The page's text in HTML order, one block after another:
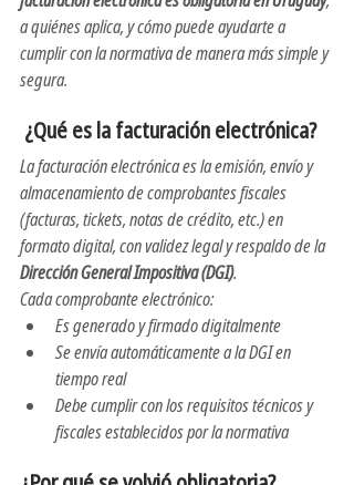
a quiénes aplica, y cómo puede ayudarte a
cumplir con la normativa de manera más simple y
segura.
¿Qué es la facturación electrónica?
La facturación electrónica es la emisión, envío y
almacenamiento de comprobantes fiscales
(facturas, tickets, notas de crédito, etc.) en
formato digital, con validez legal y respaldo de la
Dirección General Impositiva (DGI).
Cada comprobante electrónico:
Es generado y firmado digitalmente
Se envía automáticamente a la DGI en
tiempo real
Debe cumplir con los requisitos técnicos y
fiscales establecidos por la normativa